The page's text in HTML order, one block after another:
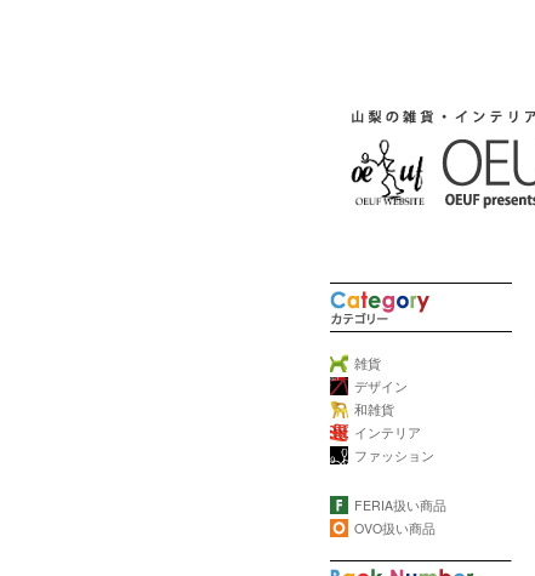
雑貨
デザイン
和雑貨
インテリア
ファッション
FERIA扱い商品
OVO扱い商品